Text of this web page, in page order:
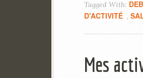
Tagged With:
D'ACTIVITÉ ,
Mes